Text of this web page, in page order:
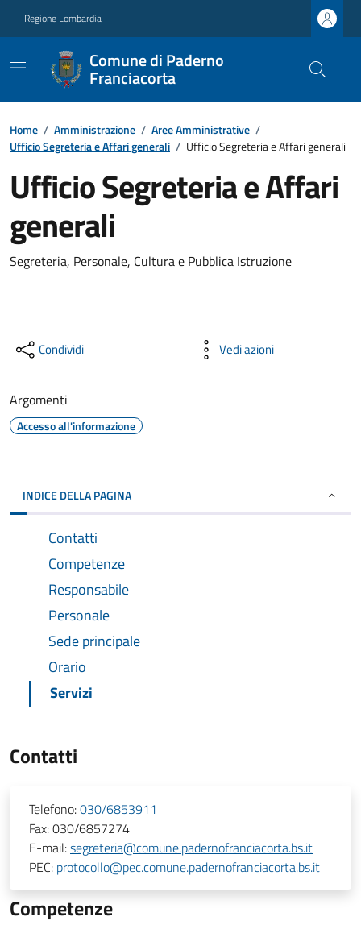
Regione Lombardia
Comune di Paderno
Franciacorta
Home / Amministrazione / Aree Amministrative /
Ufficio Segreteria e Affari generali / Ufficio Segreteria e Affari generali
Ufficio Segreteria e Affari
generali
Segreteria, Personale, Cultura e Pubblica Istruzione
Condividi Vedi azioni
Argomenti
Accesso all'informazione
INDICE DELLA PAGINA
Contatti
Competenze
Responsabile
Personale
Sede principale
Orario
Servizi
Contatti
Telefono:030/6853911
Fax:030/6857274
E-mail:segreteria@comune.padernofranciacorta.bs.it
PEC: protocollo@pec.comune.padernofranciacorta.bs.it
Competenze